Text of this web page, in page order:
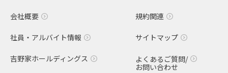
会社概要 規約関連
社員・アルバイト情報 サイトマップ
吉野家ホールディングス
よくあるご質問/
お問い合わせ